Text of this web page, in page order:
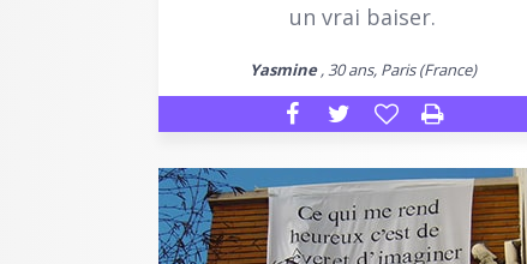
un vrai baiser.
Yasmine, 30 ans, Paris (France)